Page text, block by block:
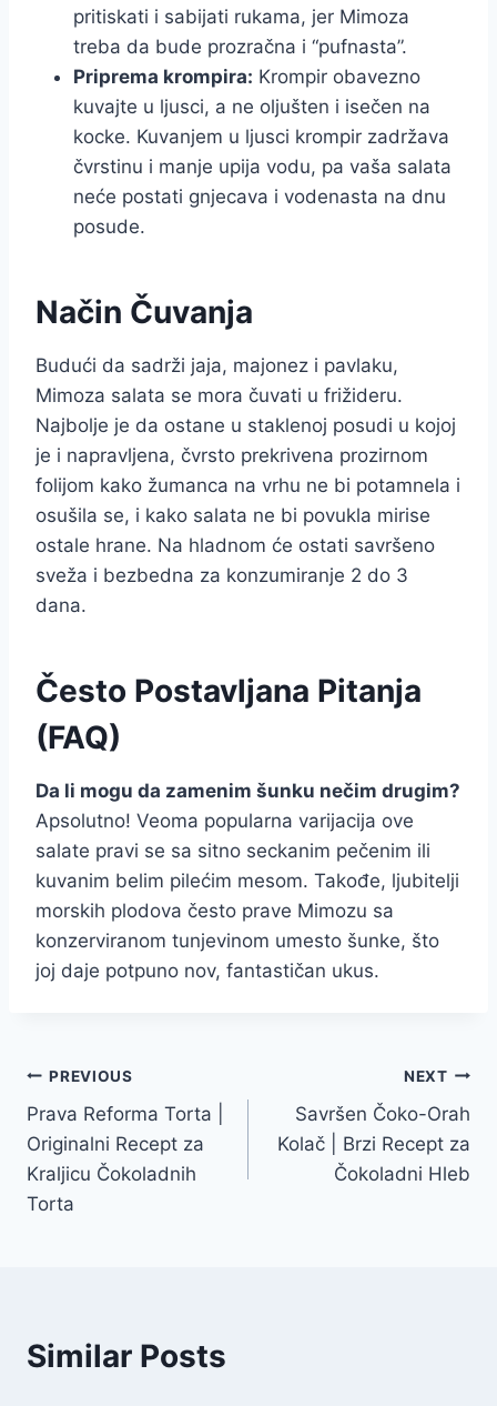
pritiskati i sabijati rukama, jer Mimoza
treba da bude prozračna i “pufnasta”.
Priprema krompira: Krompir obavezno
kuvajte u ljusci, a ne oljušten i isečen na
kocke. Kuvanjem u ljusci krompir zadržava
čvrstinu i manje upija vodu, pa vaša salata
neće postati gnjecava i vodenasta na dnu
posude.
Način Čuvanja
Budući da sadrži jaja, majonez i pavlaku,
Mimoza salata se mora čuvati u frižideru.
Najbolje je da ostane u staklenoj posudi u kojoj
je i napravljena, čvrsto prekrivena prozirnom
folijom kako žumanca na vrhu ne bi potamnela i
osušila se, i kako salata ne bi povukla mirise
ostale hrane. Na hladnom će ostati savršeno
sveža i bezbedna za konzumiranje 2 do 3
dana.
Često Postavljana Pitanja
(FAQ)
Da li mogu da zamenim šunku nečim drugim?
Apsolutno! Veoma popularna varijacija ove
salate pravi se sa sitno seckanim pečenim ili
kuvanim belim pilećim mesom. Takođe, ljubitelji
morskih plodova često prave Mimozu sa
konzerviranom tunjevinom umesto šunke, što
joj daje potpuno nov, fantastičan ukus.
Post
navigation
PREVIOUS
Prava Reforma Torta |
Originalni Recept za
Kraljicu Čokoladnih
Torta
NEXT
Savršen Čoko-Orah
Kolač | Brzi Recept za
Čokoladni Hleb
Similar Posts